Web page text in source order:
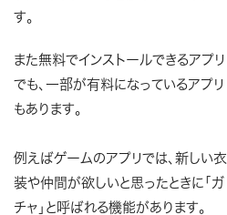
す。
また無料でインストールできるアプリ
でも、一部が有料になっているアプリ
もあります。
例えばゲームのアプリでは、新しい衣
装や仲間が欲しいと思ったときに「ガ
チャ」と呼ばれる機能があります。